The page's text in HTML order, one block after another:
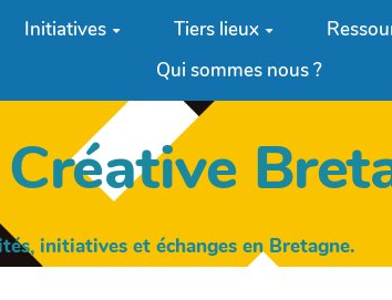
Initiatives Tiers lieux
Qui sommes nous ?
initiatives et échanges en Bretagne.